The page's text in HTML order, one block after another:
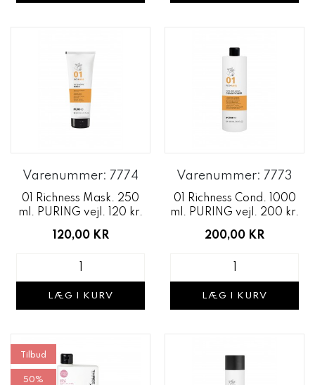
Varenummer: 7774
01 Richness Mask. 250
ml. PURING vejl. 120 kr.
120,00 KR
LÆG I KURV
Varenummer: 7773
01 Richness Cond. 1000
ml. PURING vejl. 200 kr.
200,00 KR
LÆG I KURV
Tilbud
50%